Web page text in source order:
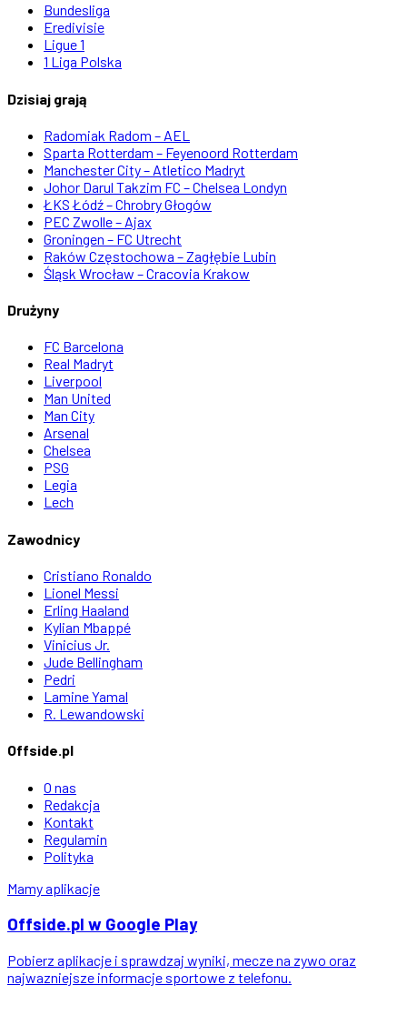
Bundesliga
Eredivisie
Ligue 1
1 Liga Polska
Dzisiaj grają
Radomiak Radom – AEL
Sparta Rotterdam – Feyenoord Rotterdam
Manchester City – Atletico Madryt
Johor Darul Takzim FC – Chelsea Londyn
ŁKS Łódź – Chrobry Głogów
PEC Zwolle – Ajax
Groningen – FC Utrecht
Raków Częstochowa – Zagłębie Lubin
Śląsk Wrocław – Cracovia Krakow
Drużyny
FC Barcelona
Real Madryt
Liverpool
Man United
Man City
Arsenal
Chelsea
PSG
Legia
Lech
Zawodnicy
Cristiano Ronaldo
Lionel Messi
Erling Haaland
Kylian Mbappé
Vinicius Jr.
Jude Bellingham
Pedri
Lamine Yamal
R. Lewandowski
Offside.pl
O nas
Redakcja
Kontakt
Regulamin
Polityka
Mamy aplikacje
Offside.pl w Google Play
Pobierz aplikacje i sprawdzaj wyniki, mecze na zywo oraz
najwazniejsze informacje sportowe z telefonu.